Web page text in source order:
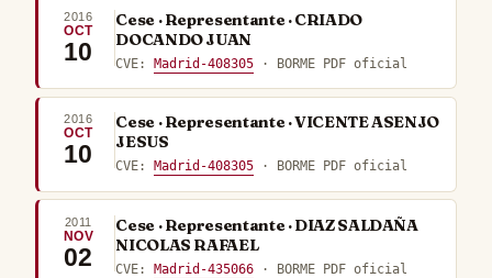
2016
OCT
10
Cese · Representante · CRIADO
DOCANDO JUAN
CVE:Madrid-408305 · BORME PDF oficial
2016
OCT
10
Cese · Representante · VICENTE ASENJO
JESUS
CVE: Madrid-408305 · BORME PDF oficial
2011
NOV
02
Cese · Representante · DIAZ SALDAÑA
NICOLAS RAFAEL
CVE:Madrid-435066 · BORME PDF oficial